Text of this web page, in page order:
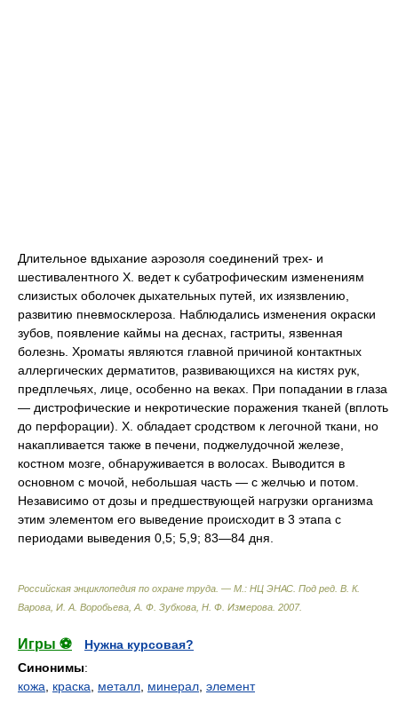
Длительное вдыхание аэрозоля соединений трех- и
шестивалентного Х. ведет к субатрофическим изменениям
слизистых оболочек дыхательных путей, их изязвлению,
развитию пневмосклероза. Наблюдались изменения окраски
зубов, появление каймы на деснах, гастриты, язвенная
болезнь. Хроматы являются главной причиной контактных
аллергических дерматитов, развивающихся на кистях рук,
предплечьях, лице, особенно на веках. При попадании в глаза
— дистрофические и некротические поражения тканей (вплоть
до перфорации). Х. обладает сродством к легочной ткани, но
накапливается также в печени, поджелудочной железе,
костном мозге, обнаруживается в волосах. Выводится в
основном с мочой, небольшая часть — с желчью и потом.
Независимо от дозы и предшествующей нагрузки организма
этим элементом его выведение происходит в 3 этапа с
периодами выведения 0,5; 5,9; 83—84 дня.
Российская энциклопедия по охране труда. — М.: НЦ ЭНАС Под ред. В. К.
Варова, И. А. Воробьева, А. Ф. Зубкова, Н. Ф. Измерова 2007.
Игры ⚽
Нужна курсовая?
Синонимы:
кожа
краска металл минерал элемент